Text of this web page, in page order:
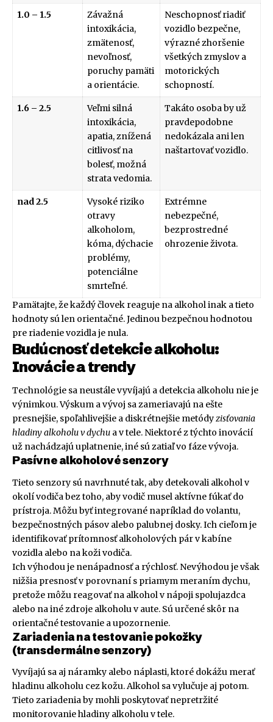
1.0 – 1.5
Závažná
intoxikácia,
zmätenosť,
nevoľnosť,
poruchy pamäti
a orientácie.
Neschopnosť riadiť
vozidlo bezpečne,
výrazné zhoršenie
všetkých zmyslov a
motorických
schopností.
1.6 – 2.5
Veľmi silná
intoxikácia,
apatia, znížená
citlivosť na
bolesť, možná
strata vedomia.
Takáto osoba by už
pravdepodobne
nedokázala ani len
naštartovať vozidlo.
nad 2.5
Vysoké riziko
otravy
alkoholom,
kóma, dýchacie
problémy,
potenciálne
smrteľné.
Extrémne
nebezpečné,
bezprostredné
ohrozenie života.
Pamätajte, že každý človek reaguje na alkohol inak a tieto
hodnoty sú len orientačné. Jedinou bezpečnou hodnotou
pre riadenie vozidla je nula.
Budúcnosť detekcie alkoholu:
Inovácie a trendy
Technológie sa neustále vyvíjajú a detekcia alkoholu nie je
výnimkou. Výskum a vývoj sa zameriavajú na ešte
presnejšie, spoľahlivejšie a diskrétnejšie metódyzisťovania
hladiny alkoholu v dychu a v tele. Niektoré z týchto inovácií
už nachádzajú uplatnenie, iné sú zatiaľ vo fáze vývoja.
Pasívne alkoholové senzory
Tieto senzory sú navrhnuté tak, aby detekovali alkohol v
okolí vodiča bez toho, aby vodič musel aktívne fúkať do
prístroja. Môžu byť integrované napríklad do volantu,
bezpečnostných pásov alebo palubnej dosky. Ich cieľom je
identifikovať prítomnosť alkoholových pár v kabíne
vozidla alebo na koži vodiča.
Ich výhodou je nenápadnosť a rýchlosť. Nevýhodou je však
nižšia presnosť v porovnaní s priamym meraním dychu,
pretože môžu reagovať na alkohol v nápoji spolujazdca
alebo na iné zdroje alkoholu v aute. Sú určené skôr na
orientačné testovanie a upozornenie.
Zariadenia na testovanie pokožky
(transdermálne senzory)
Vyvíjajú sa aj náramky alebo náplasti, ktoré dokážu merať
hladinu alkoholu cez kožu. Alkohol sa vylučuje aj potom.
Tieto zariadenia by mohli poskytovať nepretržité
monitorovanie hladiny alkoholu v tele.